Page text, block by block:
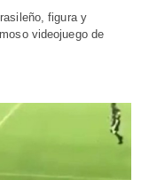
figura y
videojuego de